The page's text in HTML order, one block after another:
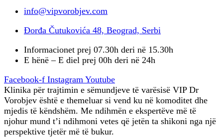
info@vipvorobjev.com
Đorđa Čutukovića 48, Beograd, Serbi
Informacionet prej 07.30h deri në 15.30h
E hënë – E diel prej 00h deri në 24h
Facebook-f Instagram Youtube
Klinika për trajtimin e sëmundjeve të varësisë VIP Dr
Vorobjev është e themeluar si vend ku në komoditet dhe
mjedis të këndshëm. Me ndihmën e ekspertëve më të
njohur mund t’i ndihmoni vetes që jetën ta shikoni nga një
perspektive tjetër më të bukur.